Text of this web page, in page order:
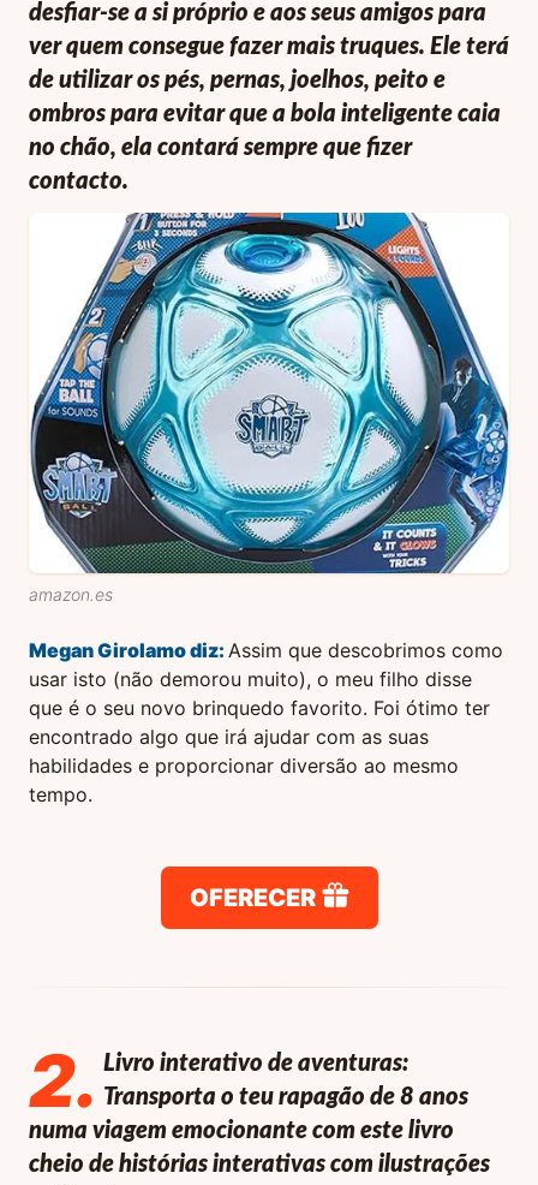
desfiar-se a si próprio e aos seus amigos para
ver quem consegue fazer mais truques. Ele terá
de utilizar os pés, pernas, joelhos, peito e
ombros para evitar que a bola inteligente caia
no chão, ela contará sempre que fizer
contacto.
amazon.es
Megan Girolamodiz: Assim que descobrimos como
usar isto (não demorou muito), o meu filho disse
que é o seu novo brinquedo favorito. Foi ótimo ter
encontrado algo que irá ajudar com as suas
habilidades e proporcionar diversão ao mesmo
tempo.
OFERECER
2. Livro interativo de aventuras:
Transporta o teu rapagão de 8 anos
numa viagem emocionante com este livro
cheio de histórias interativas com ilustrações